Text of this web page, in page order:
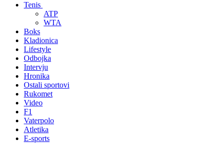
Tenis
ATP
WTA
Boks
Kladionica
Lifestyle
Odbojka
Intervju
Hronika
Ostali sportovi
Rukomet
Video
F1
Vaterpolo
Atletika
E-sports